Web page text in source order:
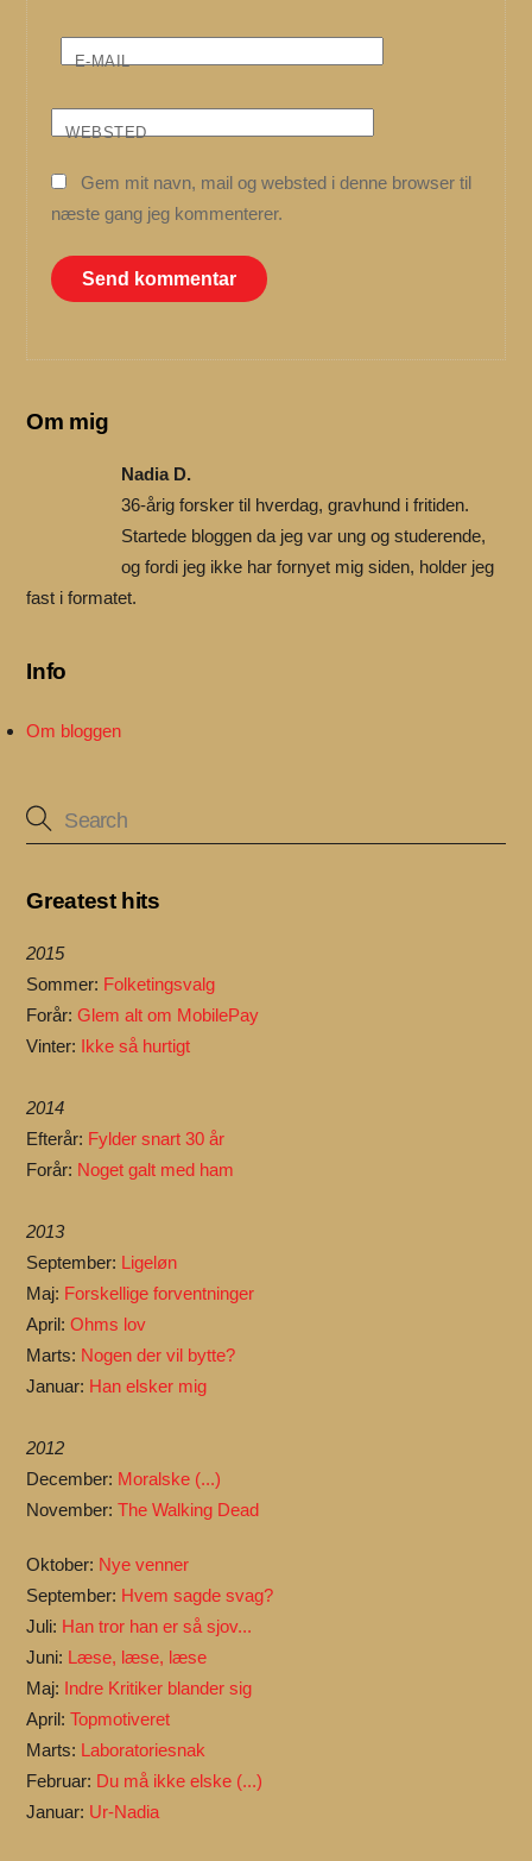
E-MAIL
WEBSTED
Gem mit navn, mail og websted i denne browser til
næste gang jeg kommenterer.
Om mig
Nadia D.
36-årig forsker til hverdag, gravhund i fritiden.
Startede bloggen da jeg var ung og studerende,
og fordi jeg ikke har fornyet mig siden, holder jeg
fast i formatet.
Info
Om bloggen
Greatest hits
2015
Sommer: Folketingsvalg
Forår:Glem alt om MobilePay
Vinter: Ikke så hurtigt
2014
Efterår: Fylder snart 30 år
Forår: Noget galt med ham
2013
September: Ligeløn
Maj: Forskellige forventninger
April:Ohms lov
Marts: Nogen der vil bytte?
Januar: Han elsker mig
2012
December: Moralske (...)
November:The Walking Dead
Oktober: Nye venner
September: Hvem sagde svag?
Juli: Han tror han er så sjov...
Juni: Læse, læse, læse
Maj: Indre Kritiker blander sig
April:Topmotiveret
Marts: Laboratoriesnak
Februar: Du må ikke elske (...)
Januar: Ur-Nadia